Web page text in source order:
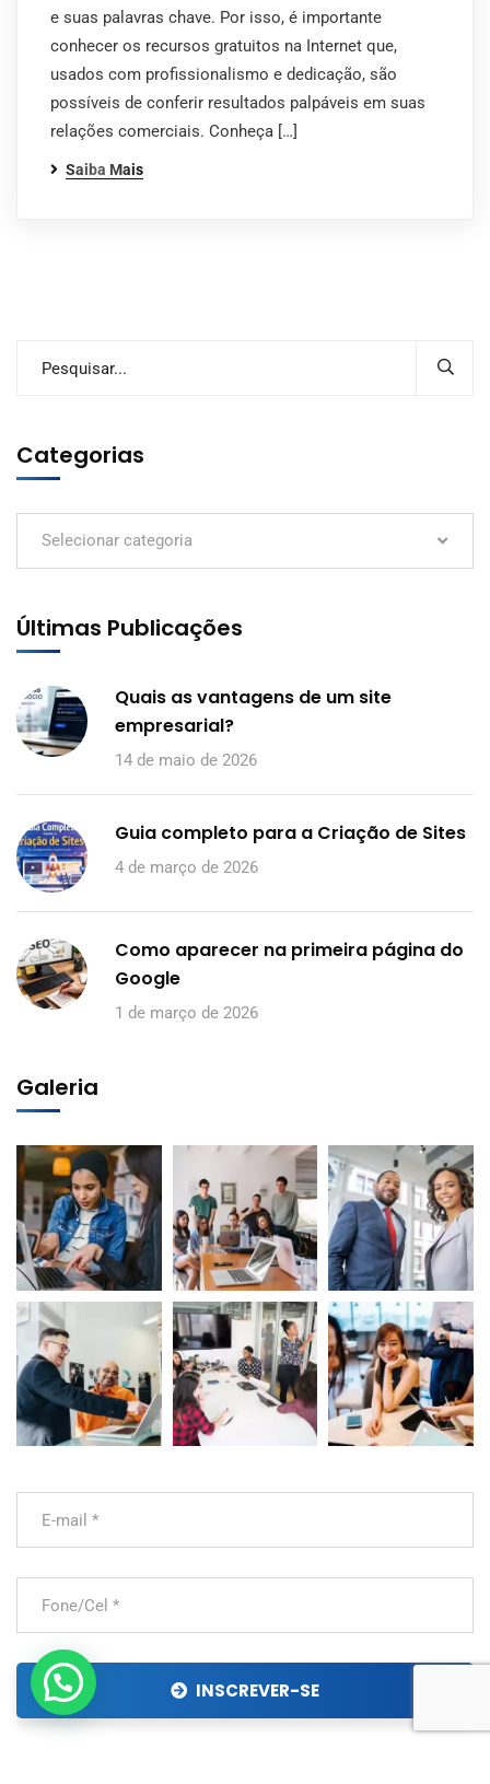
e suas palavras chave. Por isso, é importante
conhecer os recursos gratuitos na Internet que,
usados com profissionalismo e dedicação, são
possíveis de conferir resultados palpáveis em suas
relações comerciais. Conheça […]
Saiba Mais
Categorias
Selecionar categoria
Últimas Publicações
Quais as vantagens de um site
empresarial?
14 de maio de 2026
Guia completo para a Criação de Sites
4 de março de 2026
Como aparecer na primeira página do
Google
1 de março de 2026
Galeria
INSCREVER-SE